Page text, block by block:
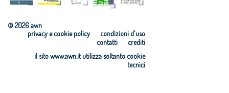
© 2026 awn
condizioni d'uso
privacy e cookie policy
crediti
contatti
il sito www.awn.it utilizza soltanto cookie
tecnici